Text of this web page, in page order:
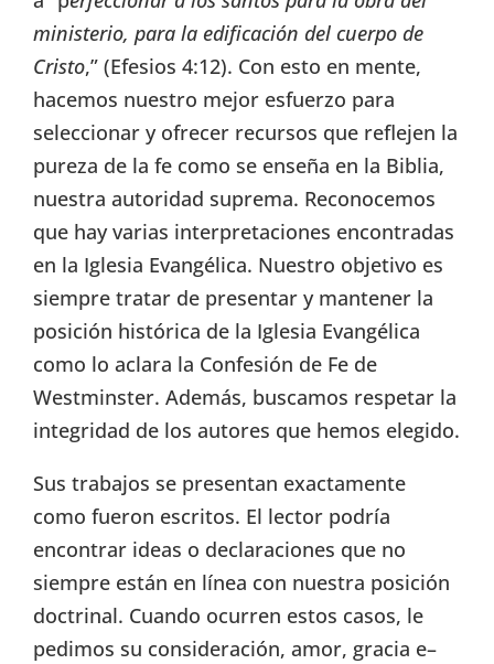
ministerio, para la edificación del cuerpo de
Cristo,” (Efesios 4:12). Con esto en mente,
hacemos nuestro mejor esfuerzo para
seleccionar y ofrecer recursos que reflejen la
pureza de la fe como se enseña en la Biblia,
nuestra autoridad suprema. Reconocemos
que hay varias interpretaciones encontradas
en la Iglesia Evangélica. Nuestro objetivo es
siempre tratar de presentar y mantener la
posición histórica de la Iglesia Evangélica
como lo aclara la Confesión de Fe de
Westminster. Además, buscamos respetar la
integridad de los autores que hemos elegido.
Sus trabajos se presentan exactamente
como fueron escritos. El lector podría
encontrar ideas o declaraciones que no
siempre están en línea con nuestra posición
doctrinal. Cuando ocurren estos casos, le
pedimos su consideración, amor, gracia e–